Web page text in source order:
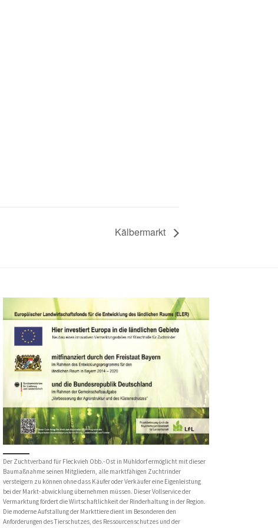
Kälbermarkt
Der Zuchtverband für Fleckvieh Obb.-Ost in Mühldorf ermöglicht mit dieser
Baumaßnahme seinen Mitgliedern, alle marktfähigen Zuchtrinder
versteigern zu können ohne dass Käufer oder Verkäufer eine Eigenleistung
bei der Markt-abwicklung übernehmen müssen. Dieser Vollservice der
Vermarktung fördert die Wirtschaftlichkeit der Rinderhaltung in der Region.
Die moderne Aufstallung der Markttiere dient im Besonderen den
Anforderungen des Tierschutzes, des Ressourcenschutzes und der